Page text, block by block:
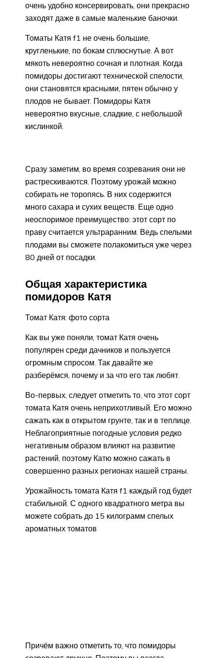
очень удобно консервировать, они прекрасно
заходят даже в самые маленькие баночки.
Томаты Катя f1 не очень большие,
кругленькие, по бокам сплюснутые. А вот
мякоть невероятно сочная и плотная. Когда
помидоры достигают технической спелости,
они становятся красными, пятен обычно у
плодов не бывает. Помидоры Катя
невероятно вкусные, сладкие, с небольшой
кислинкой.
Сразу заметим, во время созревания они не
растрескиваются. Поэтому урожай можно
собирать не торопясь. В них содержится
много сахара и сухих веществ. Еще одно
неоспоримое преимущество: этот сорт по
праву считается ультраранним. Ведь спелыми
плодами вы сможете полакомиться уже через
80 дней от посадки.
Общая характеристика
помидоров Катя
Томат Катя: фото сорта
Как вы уже поняли, томат Катя очень
популярен среди дачников и пользуется
огромным спросом. Так давайте же
разберёмся, почему и за что его так любят.
Во-первых, следует отметить то, что этот сорт
томата Катя очень неприхотливый. Его можно
сажать как в открытом грунте, так и в теплице.
Неблагоприятные погодные условия редко
негативным образом влияют на развитие
растений, поэтому Катю можно сажать в
совершенно разных регионах нашей страны.
Урожайность томата Катя f1 каждый год будет
стабильной. С одного квадратного метра вы
можете собрать до 15 килограмм спелых
ароматных томатов
Причём важно отметить то, что помидоры